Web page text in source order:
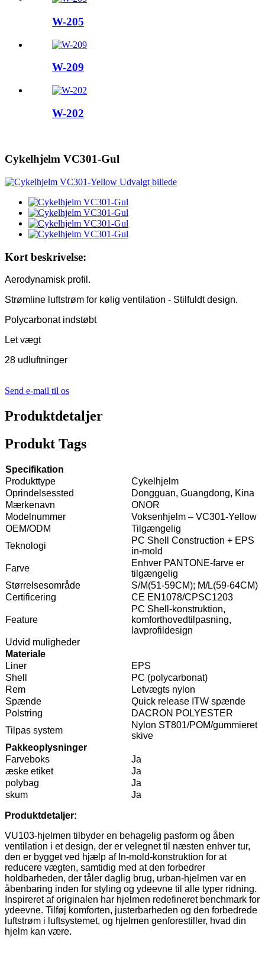
W-205
W-209
W-202
Cykelhjelm VC301-Gul
Kort beskrivelse:
Aerodynamisk profil.
Strømline luftstrøm for kølig ventilation - Stilfuldt design.
Polycarbonat indstøbt
Let vægt
28 udluftninger
Send e-mail til os
Produktdetaljer
Produkt Tags
Specifikation
Produkttype
Cykelhjelm
Oprindelsessted
Dongguan, Guangdong, Kina
Mærkenavn
ONOR
Modelnummer
Voksenhjelm – VC301-Yellow
OEM/ODM
Tilgængelig
Teknologi
PC Shell Construction + EPS
in-mold
Farve
Enhver PANTONE-farve er
tilgængelig
Størrelsesområde
S/M(51-59CM); M/L(59-64CM)
Certificering
CE EN1078/CPSC1203
Feature
PC Shell-konstruktion,
komforthovedtilpasning,
lavprofildesign
Udvid muligheder
Materiale
Liner
EPS
Shell
PC (polycarbonat)
Rem
Letvægts nylon
Spænde
Quick release ITW spænde
Polstring
DACRON POLYESTER
Tilpas system
Nylon ST801/POM/gummieret
skive
Pakkeoplysninger
Farveboks
Ja
æske etiket
Ja
polybag
Ja
skum
Ja
Produktdetaljer:
VU103-hjelmen tilbyder en behagelig pasform og åben
ventilation i et design, der er velegnet til næsten enhver tur,
den er bygget ved hjælp af In-mold-konstruktion for at
reducere vægten, samtidig med at den forbedrer
holdbarheden, der tåler daglig brug, urban-hjelmen var en
åbenbaring inden for styling og ydeevne til alle typer ridning.
Inspireret af originalen har hjelmen redefineret benchmark for
ydeevne. Tilføj komforten, justerbarheden og den forbedrede
luftstrøm i luftsystemet, og hjelmen genforestiller, hvad din
hjelm kan være.